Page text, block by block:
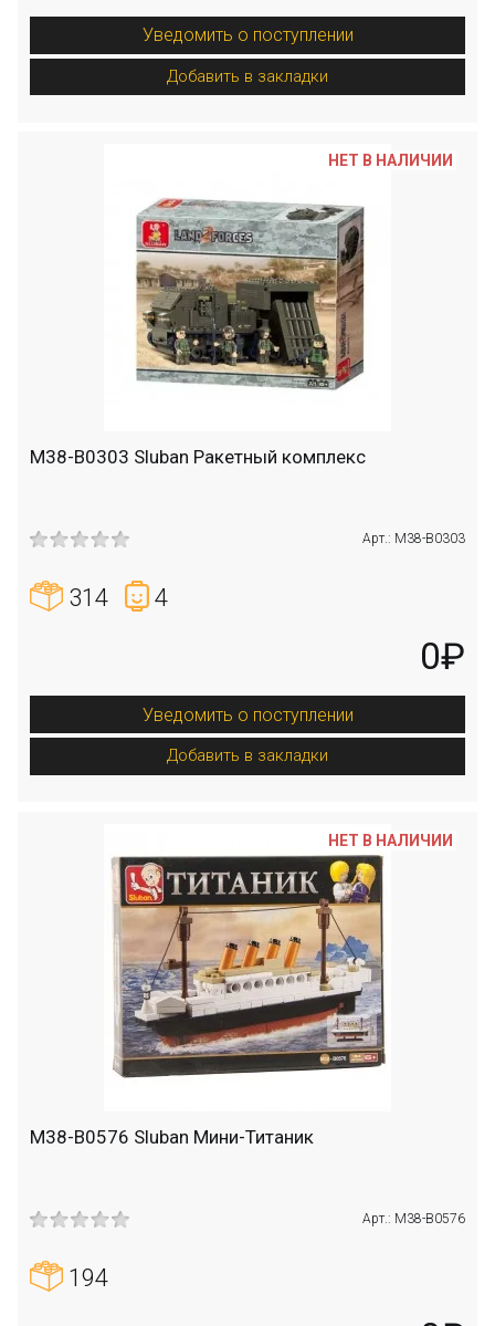
Уведомить о поступлении
Добавить в закладки
M38-B0303 Sluban Ракетный комплекс
Арт.: M38-B0303
314 4
0₽
Уведомить о поступлении
Добавить в закладки
НЕТ В НАЛИЧИИ
M38-B0576 Sluban Мини-Титаник
Арт.: M38-B0576
194
НЕТ В НАЛИЧИИ